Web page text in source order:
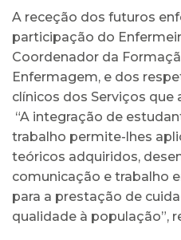
A receção dos futuros
participação do
Coordenador da
Enfermagem, e dos
clínicos dos Serviços que
“A integração de
trabalho permite-lhes
teóricos adquiridos,
comunicação e trabalho
para a prestação de
qualidade à população”,